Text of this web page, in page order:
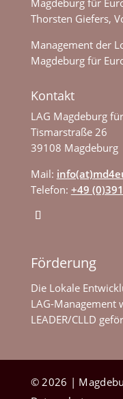
Magdeburg für
Thorsten Giefers,
Management der
Magdeburg für
Kontakt
LAG Magdeburg
Tismarstraße 26
39108 Magdeburg
Mail:
Telefon: +49
Förderung
Die Lokale
LAG-Management
LEADER/CLLD
© 2026 |